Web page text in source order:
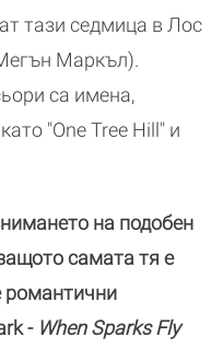
тази седмица в Лос
Маркъл).
са имена,
"One Tree Hill" и
на подобен
самата тя е
романтични
- When Sparks Fly